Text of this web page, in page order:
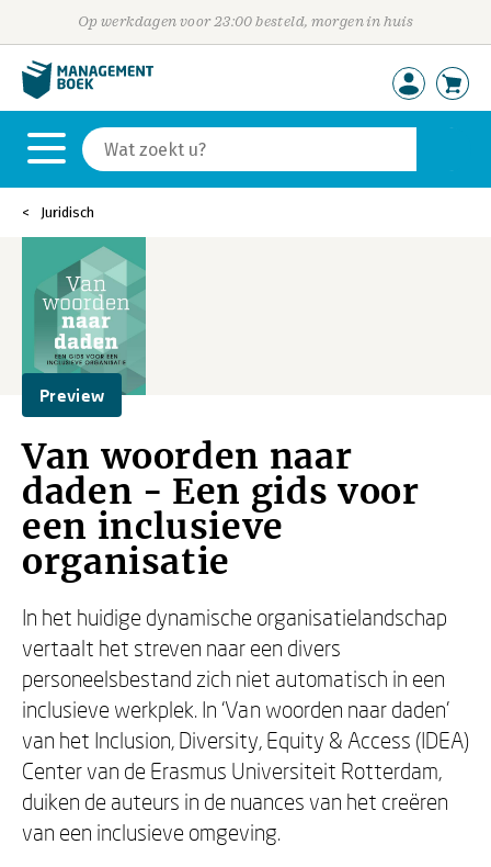
Op werkdagen voor 23:00 besteld, morgen in huis
Juridisch
Preview
Van woorden naar
daden - Een gids voor
een inclusieve
organisatie
In het huidige dynamische organisatielandschap
vertaalt het streven naar een divers
personeelsbestand zich niet automatisch in een
inclusieve werkplek. In ‘Van woorden naar daden’
van het Inclusion, Diversity, Equity & Access (IDEA)
Center van de Erasmus Universiteit Rotterdam,
duiken de auteurs in de nuances van het creëren
van een inclusieve omgeving.